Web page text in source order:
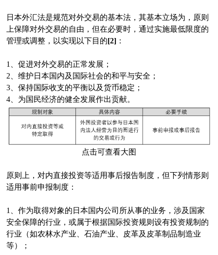
日本外汇法是规范对外交易的基本法，其基本立场为，原则
上保障对外交易的自由，但在必要时，通过实施最低限度的
管理或调整，以实现以下目的[2] ：
1、促进对外交易的正常发展；
2、维护日本国内及国际社会的和平与安全；
3、保持国际收支的平衡以及货币稳定；
4、为国民经济的健全发展作出贡献。
点击可查看大图
原则上，对内直接投资等适用事后报告制度，但下列情形则
适用事前申报制度：
1、作为取得对象的日本国内公司所从事的业务，涉及国家
安全保障的行业，或属于根据国际投资规则设有投资规制的
行业（如农林水产业、石油产业、皮革及皮革制品制造业
等）；